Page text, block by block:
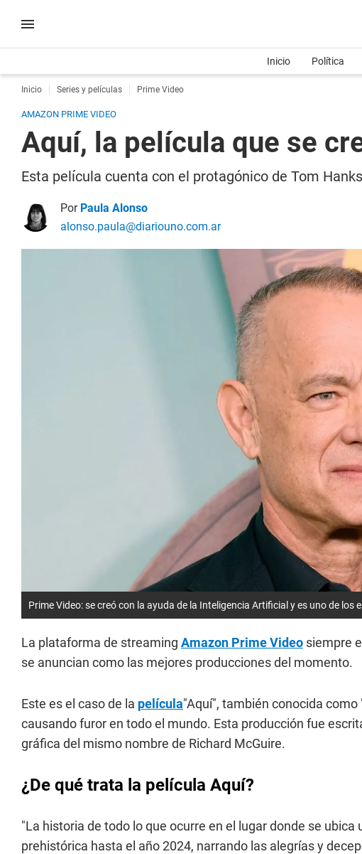
Inicio Política
Inicio Series y películas Prime Video
AMAZON PRIME VIDEO
Aquí, la película que se
Esta película cuenta con el protagónico de Tom
Por Paula Alonso
alonso.paula@diariouno.com.ar
Prime Video: se creó con la ayuda de la Inteligencia Artificial y es uno de los
La plataforma de streaming Amazon Prime Video siempre
se anuncian como las mejores producciones del momento.
Este es el caso de la película"Aquí", también conocida
causando furor en todo el mundo. Esta producción fue
gráfica del mismo nombre de Richard McGuire.
¿De qué trata la película Aquí?
"La historia de todo lo que ocurre en el lugar donde se
prehistórica hasta el año 2024, narrando las alegrías y